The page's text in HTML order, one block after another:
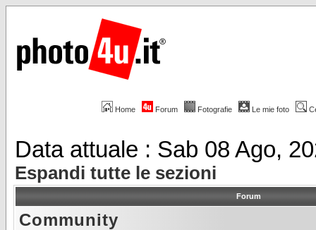
Home Forum Fotografie Le mie foto
Data attuale : Sab 08 Ago,
Espandi tutte le sezioni
Forum
Community